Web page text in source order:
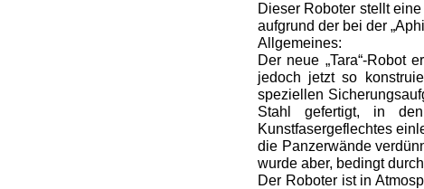
Dieser Roboter stellt
aufgrund der bei der
Allgemeines:
Der neue „Tara“-Robot
jedoch jetzt so
speziellen
Stahl gefertigt, in den
Kunstfasergeflechtes
die Panzerwände
wurde aber, bedingt
Der Roboter ist in